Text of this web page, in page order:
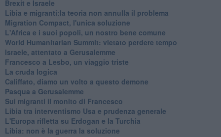
Brexit e Israele
Libia e migranti:la teoria non annulla il problema
Migration Compact, l'unica soluzione
L'Africa e i suoi popoli, un nostro bene comune
World Humanitarian Summit: vietato perdere tempo
Israele, attentato a Gerusalemme
Francesco a Lesbo, un viaggio triste
La cruda logica
Califfato, diamo un volto a questo demone
Pasqua a Gerusalemme
Sui migranti il monito di Francesco
Libia tra interventismo Usa e prudenza generale
L'Europa rifletta su Erdogan e la Turchia
Libia: non è la guerra la soluzione